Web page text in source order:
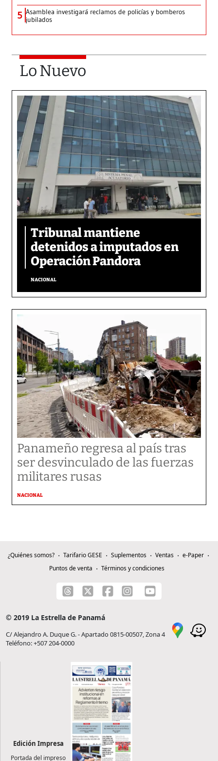
5 Asamblea investigará reclamos de policías y bomberos
jubilados
Lo Nuevo
Tribunal mantiene
detenidos a imputados en
Operación Pandora
NACIONAL
Panameño regresa al país tras
ser desvinculado de las fuerzas
militares rusas
NACIONAL
¿Quiénes somos? Tarifario GESE Suplementos Ventas
e-Paper
Puntos de venta
Términos y condiciones
© 2019 La Estrella de Panamá
C/ Alejandro A. Duque G. - Apartado 0815-00507, Zona 4
Teléfono: +507 204-0000
Edición Impresa
Portada del impreso